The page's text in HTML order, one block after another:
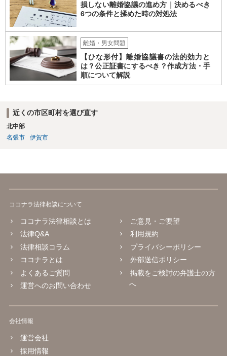
損しない離婚協議の進め方｜決めるべき
6つの条件と揉めた時の対処法
離婚・男女問題
【ひな形付】離婚協議書の法的効力と
は？公正証書にするべき？作成方法・手
順について解説
近くの市区町村を選び直す
北中部
名張市
伊賀市
ココナラ法律相談について
ココナラ法律相談とは
法律Q&A
法律相談コラム
ココナラとは
よくあるご質問
運営へのお問い合わせ
ご意見・ご要望
利用規約
プライバシーポリシー
外部送信ポリシー
掲載をご検討の弁護士の方
へ
会社情報
運営会社
採用情報